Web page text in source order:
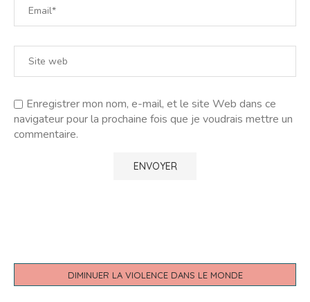
Enregistrer mon nom, e-mail, et le site Web dans ce
navigateur pour la prochaine fois que je voudrais mettre un
commentaire.
DIMINUER LA VIOLENCE DANS LE MONDE